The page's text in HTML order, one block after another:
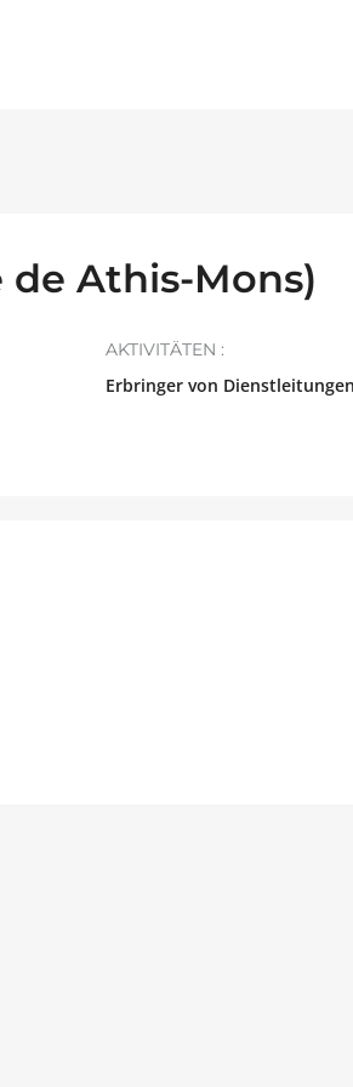
de Athis-Mons)
AKTIVITÄTEN :
Erbringer von Dienstleitungen